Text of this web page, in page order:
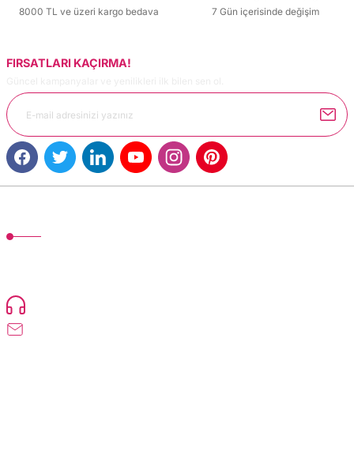
8000 TL ve üzeri kargo bedava
7 Gün içerisinde değişim
FIRSATLARI KAÇIRMA!